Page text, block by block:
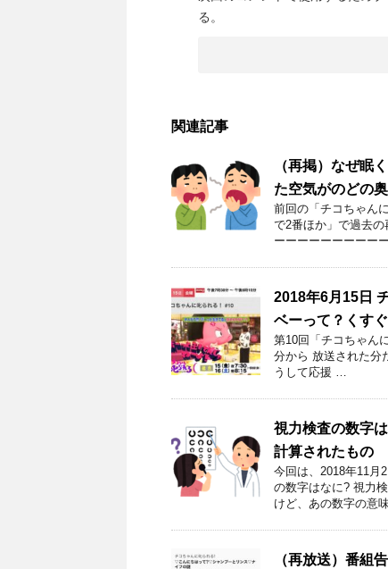
る。
関連記事
（再掲）なぜ眠
た空気がのどの
前回の「チコちゃん
で2番ほか」で過去
ーーーーーーーーー
2018年6月15日
ベーって？くす
第10回「チコちゃん
分から 放送された分
うして応援 …
視力検査の数字
計算されたもの
今回は、2018年11月
の数字はなに? 視力
けど、あの数字の意
（再放送）番組